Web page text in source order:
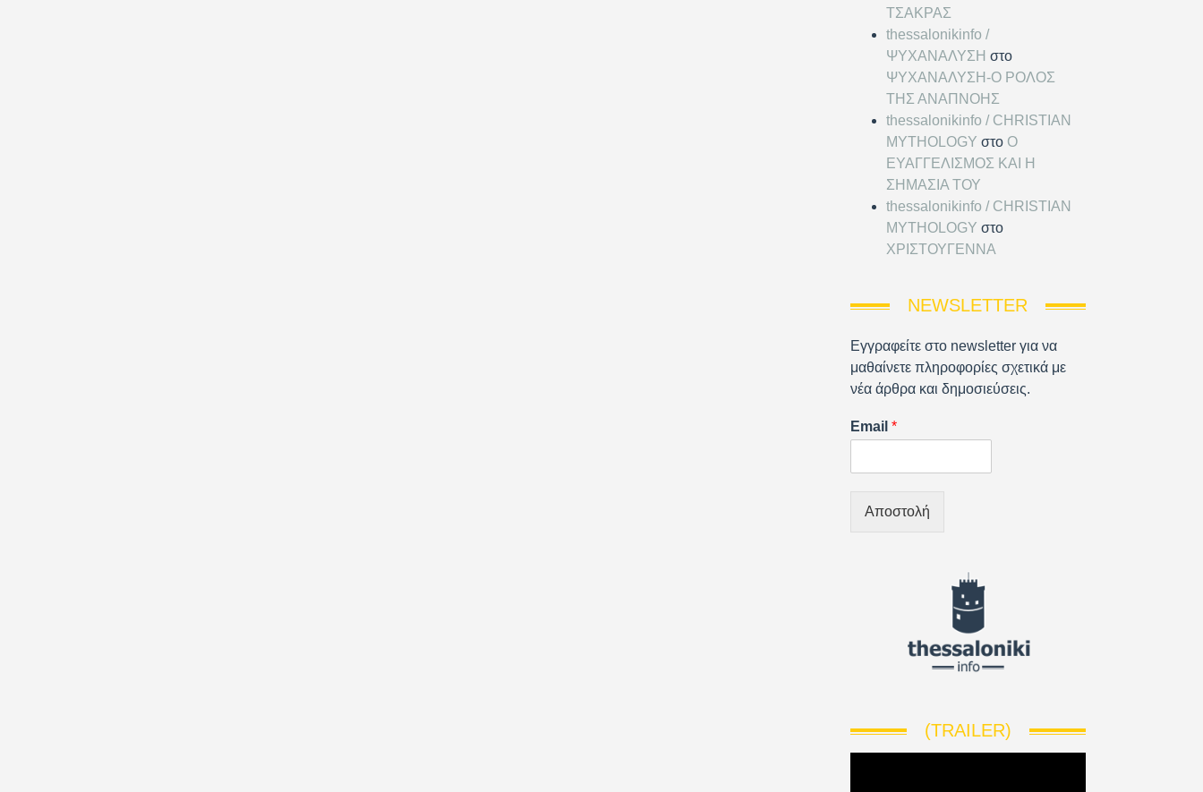
ΤΣΑΚΡΑΣ
thessalonikinfo /
ΨΥΧΑΝΑΛΥΣΗ στο
ΨΥΧΑΝΑΛΥΣΗ-Ο ΡΟΛΟΣ
ΤΗΣ ΑΝΑΠΝΟΗΣ
thessalonikinfo / CHRISTIAN
MYTHOLOGY στο Ο
ΕΥΑΓΓΕΛΙΣΜΟΣ ΚΑΙ Η
ΣΗΜΑΣΙΑ ΤΟΥ
thessalonikinfo / CHRISTIAN
MYTHOLOGY στο
ΧΡΙΣΤΟΥΓΕΝΝΑ
NEWSLETTER
Εγγραφείτε στο newsletter για να
μαθαίνετε πληροφορίες σχετικά με
νέα άρθρα και δημοσιεύσεις.
Email*
Αποστολή
(TRAILER)